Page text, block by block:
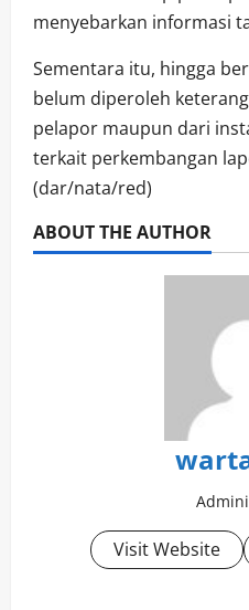
menyebarkan informasi
Sementara itu, hingga
belum diperoleh
pelapor maupun dari
terkait perkembangan
(dar/nata/red)
ABOUT THE AUTHOR
Visit Website